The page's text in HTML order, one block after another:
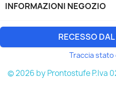
INFORMAZIONI NEGOZIO
RECESSO
Traccia
© 2026 by Prontostufe P.Iva